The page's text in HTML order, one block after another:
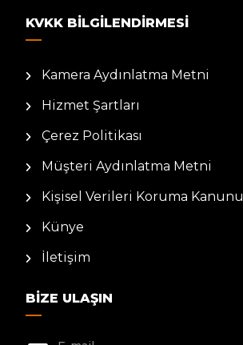
KVKK BILGILENDIRMESI
Kamera Aydınlatma Metni
Hizmet Şartları
Çerez Politikası
Müşteri Aydınlatma Metni
Kişisel Verileri Koruma Kanunu
Künye
İletişim
BIZE ULAŞIN